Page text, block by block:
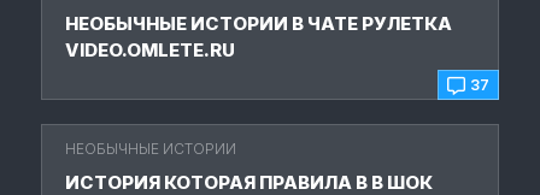
37
НЕОБЫЧНЫЕ ИСТОРИИ В ЧАТЕ РУЛЕТКА
VIDEO.OMLETE.RU
НЕОБЫЧНЫЕ ИСТОРИИ
ИСТОРИЯ КОТОРАЯ ПРАВИЛА В В ШОК